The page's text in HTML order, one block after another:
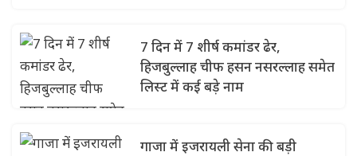
7 दिन में 7 शीर्ष कमांडर ढेर,
हिजबुल्लाह चीफ हसन नसरल्लाह समेत
लिस्ट में कई बड़े नाम
गाजा में इजरायली सेना की बड़ी